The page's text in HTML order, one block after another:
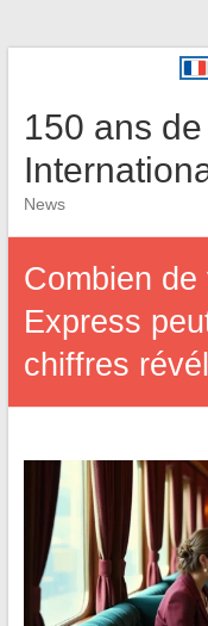
150 ans
News
Combien de
Express
chiffres